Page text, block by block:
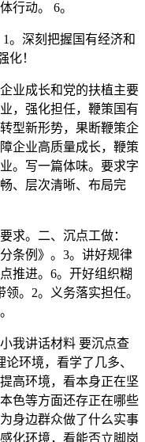
行动。 6。
深刻把握国有经济和
化！
成长和党的扶植主要
，强化担任，鞭策国有
型新形势，果断鞭策企
企业高质量成长，鞭策
。写一篇体味。要求字
、层次清晰、布局完
。二、沉点工做：
条例》。3。讲好规律
推进。6。开好组织糊
。2。义务落实担任。
我讲话材料 要沉点查
环境，看学了几多、
高环境，看本身正在坚
色等方面还存正在哪些
身边群众做了什么实事
化环境，看能否立脚岗